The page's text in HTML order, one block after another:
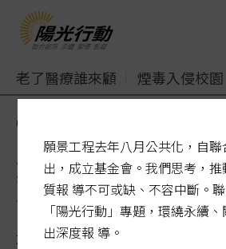
老了醫療誰來顧 煙毒入侵校園
udn
難自然分解 台灣每
件
2023-04-10 02:31:19
願景工程去年八月公共化，自
出，成立基金會。我們思考，
質報 導不可或缺、不容中斷。
「陽光行動」專題，環繞永續
出深度報 導。